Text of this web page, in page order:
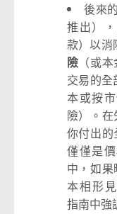
後來
推出）
款）以消
險 （或
交易的
本或按
險）。
你付出
僅僅是
中，如
本相形
指南中強